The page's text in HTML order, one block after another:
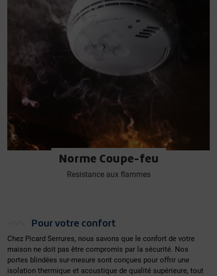
Resistance aux flammes
Norme Coupe-feu
Pour votre confort
Chez Picard Serrures, nous savons que le confort de votre
maison ne doit pas être compromis par la sécurité. Nos
portes blindées sur-mesure sont conçues pour offrir une
isolation thermique et acoustique de qualité supérieure, tout